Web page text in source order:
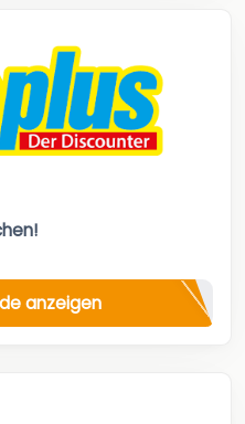
anzeigen